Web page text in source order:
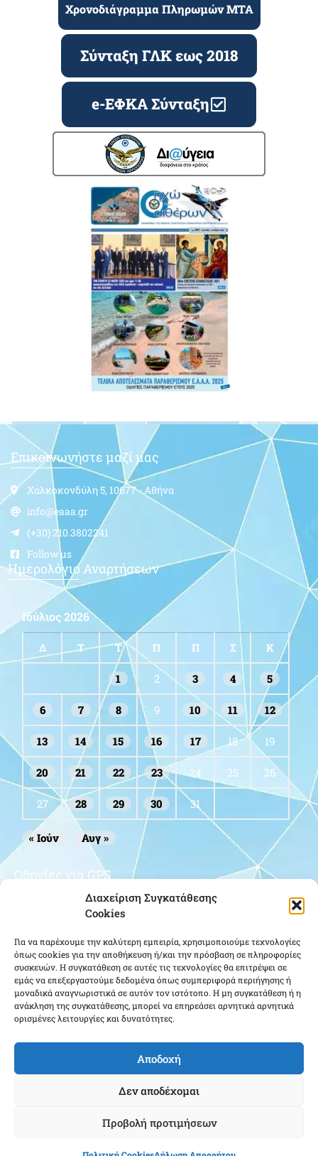
Διαχείριση Συγκατάθεσης
Cookies
Για να παρέχουμε την καλύτερη εμπειρία, χρησιμοποιούμε τεχνολογίες
όπως cookies για την αποθήκευση ή/και την πρόσβαση σε πληροφορίες
συσκευών. Η συγκατάθεση σε αυτές τις τεχνολογίες θα επιτρέψει σε
εμάς να επεξεργαστούμε δεδομένα όπως συμπεριφορά περιήγησης ή
μοναδικά αναγνωριστικά σε αυτόν τον ιστότοπο. Η μη συγκατάθεση ή η
ανάκληση της συγκατάθεσης, μπορεί να επηρεάσει αρνητικά αρνητικά
ορισμένες λειτουργίες και δυνατότητες.
Αποδοχή
Δεν αποδέχομαι
Προβολή προτιμήσεων
Χρονοδιάγραμμα Πληρωμών ΜΤΑ
Σύνταξη ΓΛΚ εως 2018
e-ΕΦΚΑ Σύνταξη
Επικοινωνήστε μαζί μας
Χαλκοκονδύλη 5, 10677 - Αθήνα
info@eaaa.gr
(+30) 210.3802241
Follow us
Ημερολόγιο Αναρτήσεων
Ιούλιος 2026
Δ Τ Τ Π Π Σ Κ
1 2 3 4 5
6 7 8 9 10 11 12
13 14 15 16 17 18 19
20 21 22 23 24 25 26
27 28 29 30 31
« Ιούν Αυγ »
Οδηγίες για GPS
Κάντε κλικ για να αποδεχτείτε cookies
εμπορικής προώθησης και να